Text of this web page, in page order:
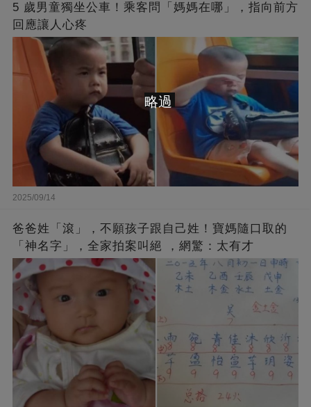
5 歲男童獨坐公車！乘客問「媽媽在哪」，指向前方
回應讓人心疼
2025/09/14
爸爸姓「滾」，不願孩子跟自己姓！寶媽隨口取的
「神名字」，全家拍案叫絕 ，網驚：太有才
略過